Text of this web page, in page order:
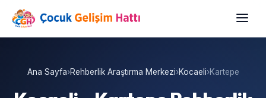
Ana Sayfa›Rehberlik Araştırma Merkezi›Kocaeli›Kartepe